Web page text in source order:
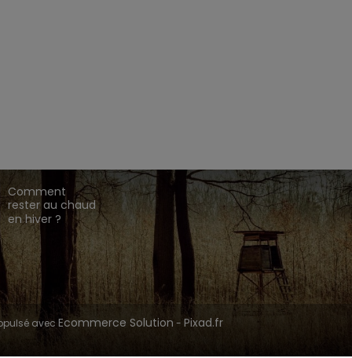
Comment
rester au chaud
en hiver ?
avec Ecommerce Solution - Pixad.fr